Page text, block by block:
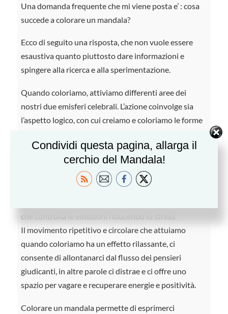
Una domanda frequente che mi viene posta e’ : cosa
succede a colorare un mandala?
Ecco di seguito una risposta, che non vuole essere
esaustiva quanto piuttosto dare informazioni e
spingere alla ricerca e alla sperimentazione.
Quando coloriamo, attiviamo differenti aree dei
nostri due emisferi celebrali. L’azione coinvolge sia
l’aspetto logico, con cui creiamo e coloriamo le forme
colori. Questa attività coinvolge le aree della
corteccia cerebrale che presiedono alla visione e alla
capacità motoria necessarie per il coordinamento di
piccoli movimenti precisi. Il rilassamento che ne
che controlla le emozioni riducendo lo stress.
Il movimento ripetitivo e circolare che attuiamo
quando coloriamo ha un effetto rilassante, ci
consente di allontanarci dal flusso dei pensieri
giudicanti, in altre parole ci distrae e ci offre uno
spazio per vagare e recuperare energie e positività.
Colorare un mandala permette di esprimerci
Condividi questa pagina, allarga il
cerchio del Mandala!